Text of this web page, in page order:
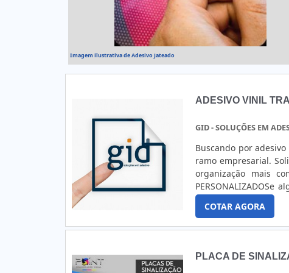
Imagem ilustrativa de Adesivo Jateado
ADESIVO VINIL
GID - SOLUÇÕES EM
Buscando por
ramo empresarial.
organização mais
uma empresa
encontrar
há de melhor em
ótima qualidade e
podem gerar prejuízo
COTAR AGORA
PLACA DE